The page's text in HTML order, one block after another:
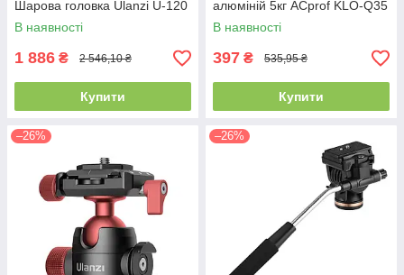
Шарова головка Ulanzi U-120
В наявності
1 886 ₴ 2 546,10 ₴
Купити
алюміній 5кг ACprof KLO-Q35
В наявності
397 ₴ 535,95 ₴
Купити
–26% –26%